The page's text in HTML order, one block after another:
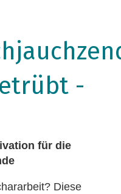
-
für die
Diese